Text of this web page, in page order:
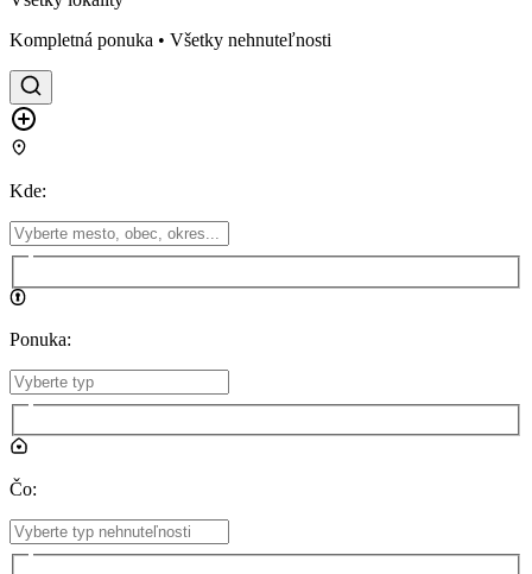
Kompletná ponuka • Všetky nehnuteľnosti
Kde:
Ponuka:
Čo: